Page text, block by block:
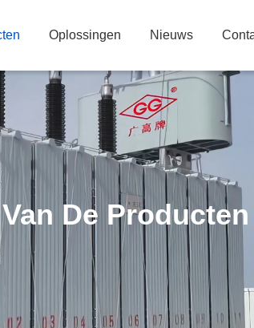
Oplossingen Nieuws
De Producten